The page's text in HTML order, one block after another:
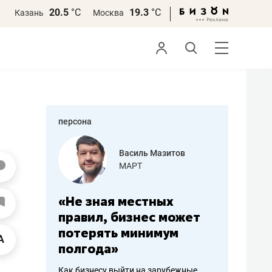
Казань 20.5 °С Москва 19.3 °С
персона
работа
Василь Мазитов
МАРТ
«Не зная местных
правил, бизнес может
потерять минимум
полгода»